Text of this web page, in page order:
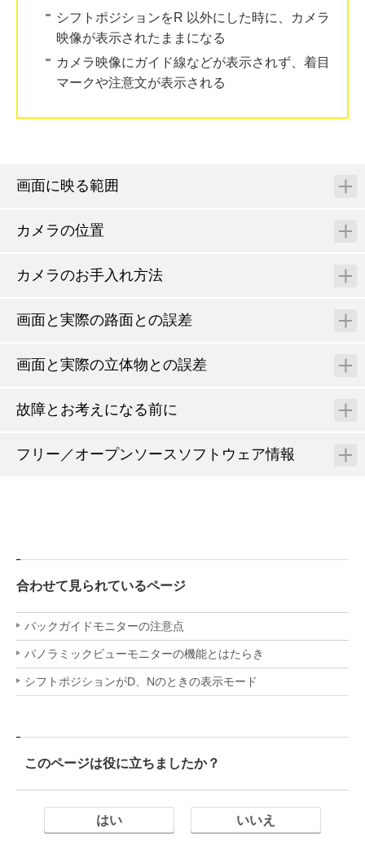
シフトポジションをR 以外にした時に、カメラ
映像が表示されたままになる
カメラ映像にガイド線などが表示されず、着目
マークや注意文が表示される
画面に映る範囲
カメラの位置
カメラのお手入れ方法
画面と実際の路面との誤差
画面と実際の立体物との誤差
故障とお考えになる前に
フリー／オープンソースソフトウェア情報
合わせて見られているページ
バックガイドモニターの注意点
パノラミックビューモニターの機能とはたらき
シフトポジションがD、Nのときの表示モード
このページは役に立ちましたか？
はい いいえ